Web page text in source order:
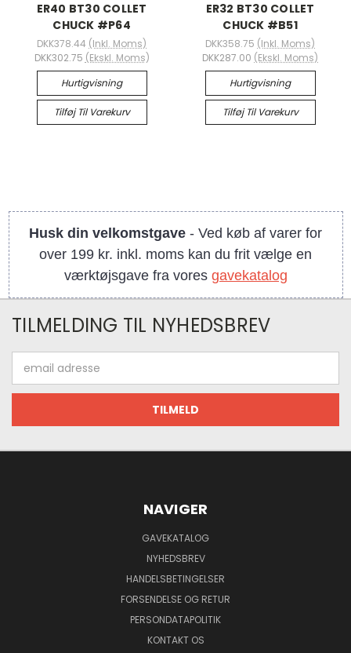
ER40 BT30 COLLET
CHUCK #P64
DKK378.44 (Inkl. Moms)
DKK302.75 (Ekskl. Moms)
Hurtigvisning
Tilføj Til Varekurv
ER32 BT30 COLLET
CHUCK #B51
DKK358.75 (Inkl. Moms)
DKK287.00 (Ekskl. Moms)
Hurtigvisning
Tilføj Til Varekurv
Husk din velkomstgave - Ved køb af varer for
over 199 kr. inkl. moms kan du frit vælge en
værktøjsgave fra vores gavekatalog
TILMELDING TIL NYHEDSBREV
adresse
NAVIGER
GAVEKATALOG
NYHEDSBREV
HANDELSBETINGELSER
FORSENDELSE OG RETUR
PERSONDATAPOLITIK
KONTAKT OS